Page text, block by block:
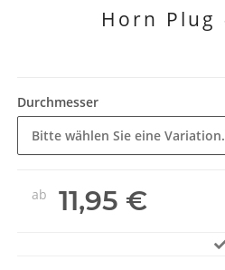
Horn Plug
Durchmesser
Bitte wählen Sie eine Variation.
ab 11,95 €